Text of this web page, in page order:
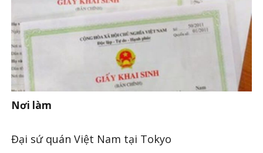
Nơi làm
Đại sứ quán Việt Nam tại Tokyo